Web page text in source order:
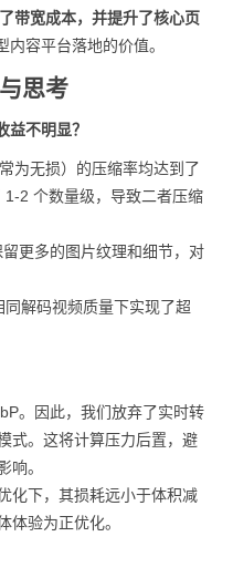
带宽成本，并提升了核心页
内容平台落地的价值。
思考
不明显？
为无损）的压缩率均达到了
2 个数量级，导致二者压缩
更多的图片纹理和细节，对
解码视频质量下实现了超
。因此，我们放弃了实时转
式。这将计算压力后置，避
响。
化下，其损耗远小于体积减
体验为正优化。